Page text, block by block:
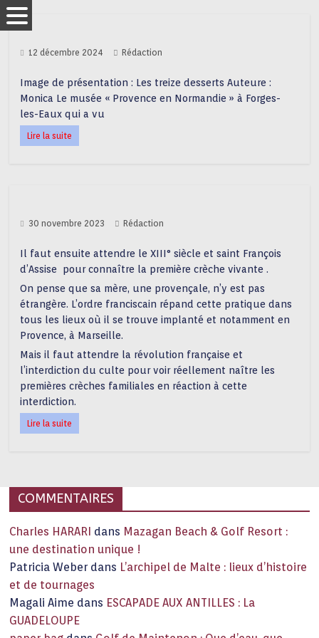
12 décembre 2024 Rédaction
Image de présentation : Les treize desserts Auteure :
Monica Le musée « Provence en Normandie » à Forges-
les-Eaux qui a vu
Lire la suite
30 novembre 2023 Rédaction
Il faut ensuite attendre le XIII° siècle et saint François
d’Assise pour connaître la première crèche vivante .
On pense que sa mère, une provençale, n’y est pas
étrangère. L’ordre franciscain répand cette pratique dans
tous les lieux où il se trouve implanté et notamment en
Provence, à Marseille.
Mais il faut attendre la révolution française et
l’interdiction du culte pour voir réellement naître les
premières crèches familiales en réaction à cette
interdiction.
Lire la suite
COMMENTAIRES
Charles HARARI dans Mazagan Beach & Golf Resort :
une destination unique !
Patricia Weber dans L’archipel de Malte : lieux d’histoire
et de tournages
Magali Aime dans ESCAPADE AUX ANTILLES : La
GUADELOUPE